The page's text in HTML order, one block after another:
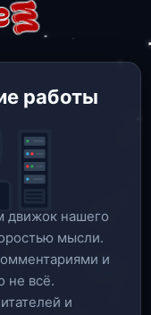
работы
движок нашего
мысли.
и
не всё.
и